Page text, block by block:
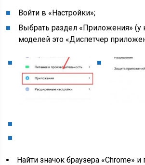
Войти в «Настройки»;
Выбрать раздел «Приложения» (у
моделей это «Диспетчер
Найти значок браузера «Chrome» и